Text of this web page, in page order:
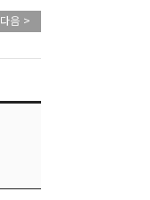
다음 >